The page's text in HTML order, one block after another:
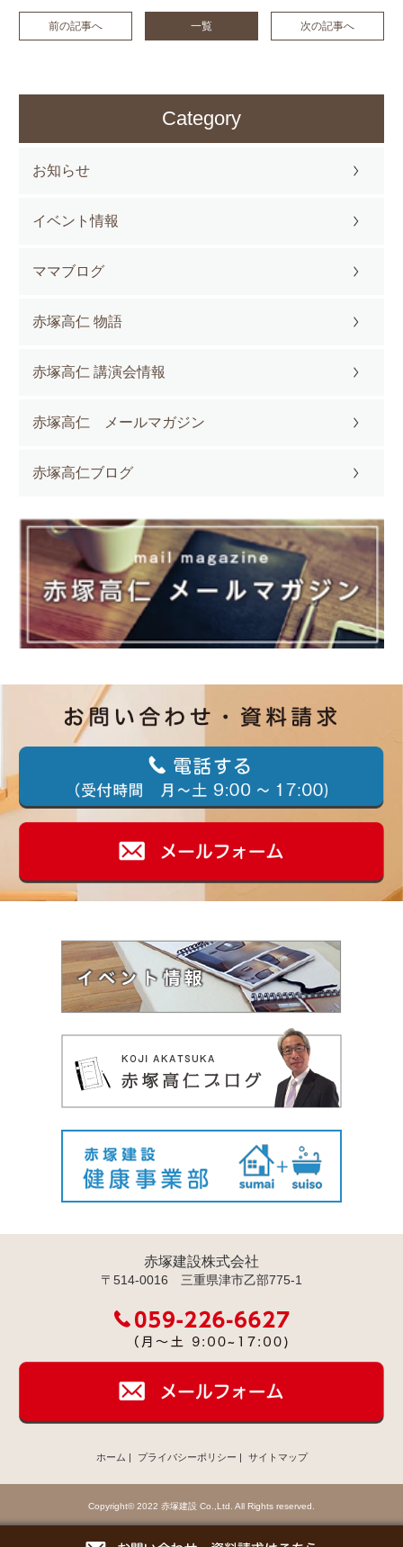
前の記事へ 一覧 次の記事へ
Category
お知らせ
イベント情報
ママブログ
赤塚高仁 物語
赤塚高仁 講演会情報
赤塚高仁 メールマガジン
赤塚高仁ブログ
赤塚建設株式会社
〒514-0016 三重県津市乙部775-1
ホーム | プライバシーポリシー | サイトマップ
Copyright© 2022 赤塚建設 Co.,Ltd. All Rights reserved.